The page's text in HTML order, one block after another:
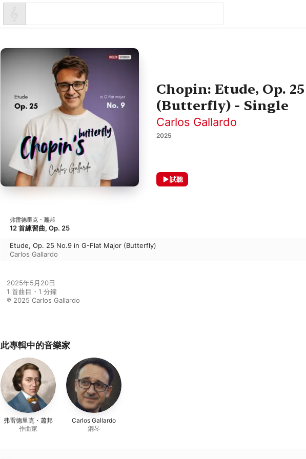
Chopin: Etude, Op.
(Butterfly) - Single
Carlos Gallardo
2025
試聽
弗雷德里克・蕭邦
12 首練習曲, Op. 25
Etude, Op. 25 No.9 in G-Flat Major (Butterfly)
Carlos Gallardo
2025年5月20日
1 首曲目・1 分鐘
℗ 2025 Carlos Gallardo
此專輯中的音樂家
弗雷德里克・蕭邦
作曲家
Carlos Gallardo
鋼琴